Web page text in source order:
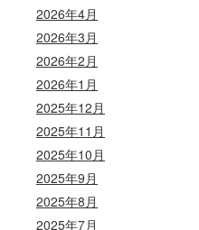
2026年4月
2026年3月
2026年2月
2026年1月
2025年12月
2025年11月
2025年10月
2025年9月
2025年8月
2025年7月